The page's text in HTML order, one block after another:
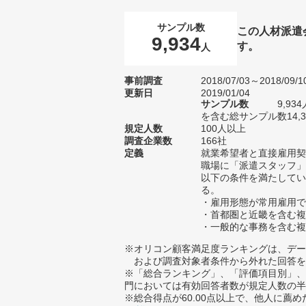
サンプル数
9,934人
この人材派
す。
事前調査
2018/07/03～2018/09/
更新日
2019/01/04
サンプル数
9,934
を含む総サンプル数
規定人数
100人以上
調査企業数
166社
定義
就業希望者と直接雇用
職場に「派遣スタッフ
以下の条件を満たして
る。
・雇用形態が常用雇用
・首都圏と近畿を含む
・一般的な事務を含む
※オリコン顧客満足度ランキングは、デ
および調査対象者条件から外れた回答
※「総合ランキング」、「評価項目別」
門においては有効回答者数が規定人数の
※総合得点が60.00点以上で、他人に薦め